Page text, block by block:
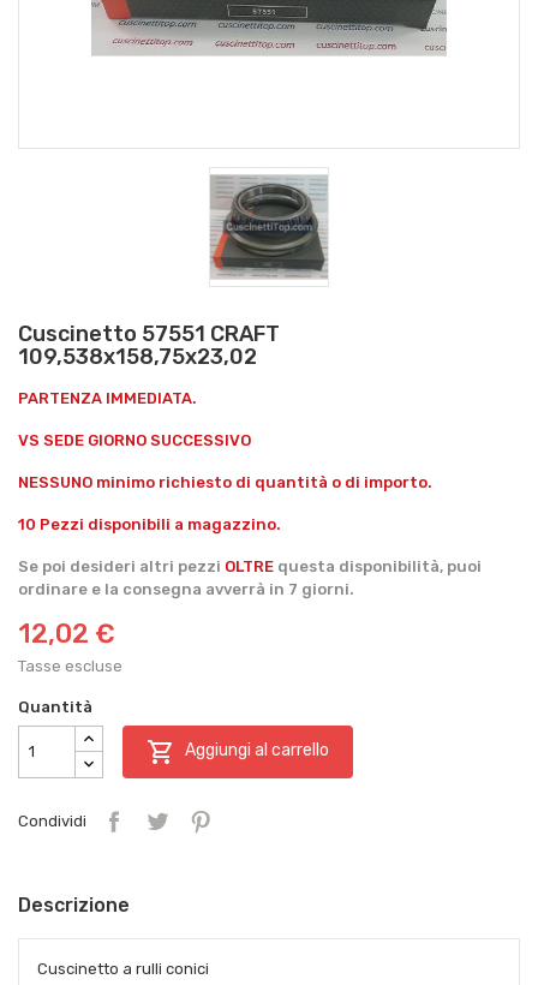
Cuscinetto 57551 CRAFT
109,538x158,75x23,02
PARTENZA IMMEDIATA.
VS SEDE GIORNO SUCCESSIVO
NESSUNO minimo richiesto di quantità o di importo.
10 Pezzi disponibili a magazzino.
Se poi desideri altri pezzi OLTRE questa disponibilità, puoi
ordinare e la consegna avverrà in 7 giorni.
12,02 €
Tasse escluse
Quantità
 Aggiungi al carrello
Condividi
Descrizione
Cuscinetto a rulli conici